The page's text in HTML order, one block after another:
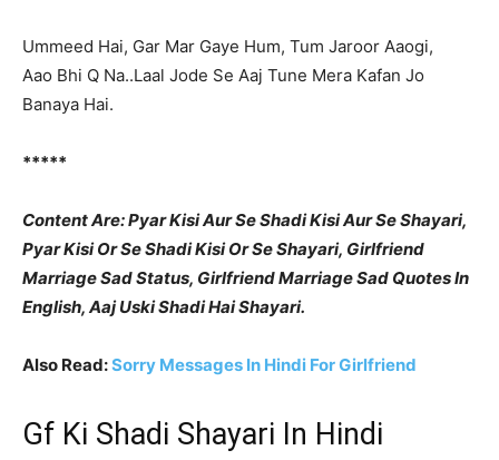
Ummeed Hai, Gar Mar Gaye Hum, Tum Jaroor Aaogi,
Aao Bhi Q Na..Laal Jode Se Aaj Tune Mera Kafan Jo
Banaya Hai.
*****
Content Are: Pyar Kisi Aur Se Shadi Kisi Aur Se Shayari,
Pyar Kisi Or Se Shadi Kisi Or Se Shayari, Girlfriend
Marriage Sad Status, Girlfriend Marriage Sad Quotes In
English, Aaj Uski Shadi Hai Shayari.
Also Read:Sorry Messages In Hindi For Girlfriend
Gf Ki Shadi Shayari In Hindi